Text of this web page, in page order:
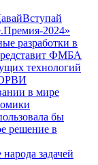
2024»
разработки в
ФМБА
технологий
в мире
бы
решение в
задачей